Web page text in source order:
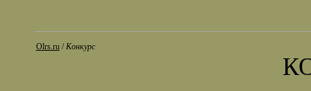
Olrs.ru/Конкурс